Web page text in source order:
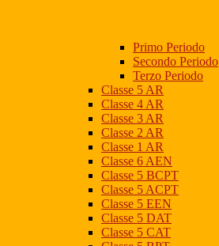
Primo Periodo
Secondo Periodo
Terzo Periodo
Classe 5 AR
Classe 4 AR
Classe 3 AR
Classe 2 AR
Classe 1 AR
Classe 6 AEN
Classe 5 BCPT
Classe 5 ACPT
Classe 5 EEN
Classe 5 DAT
Classe 5 CAT